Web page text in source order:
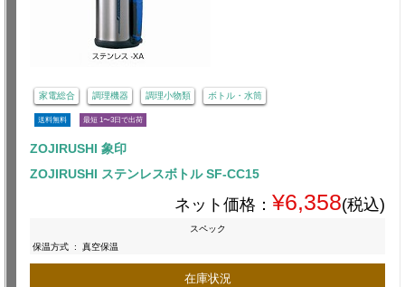
家電総合 調理機器 調理小物類 ボトル・水筒
送料無料 最短 1〜3日で出荷
ZOJIRUSHI 象印
ZOJIRUSHI ステンレスボトル SF-CC15
ネット価格： ¥6,358(税込)
スペック
保温方式 : 真空保温
在庫状況